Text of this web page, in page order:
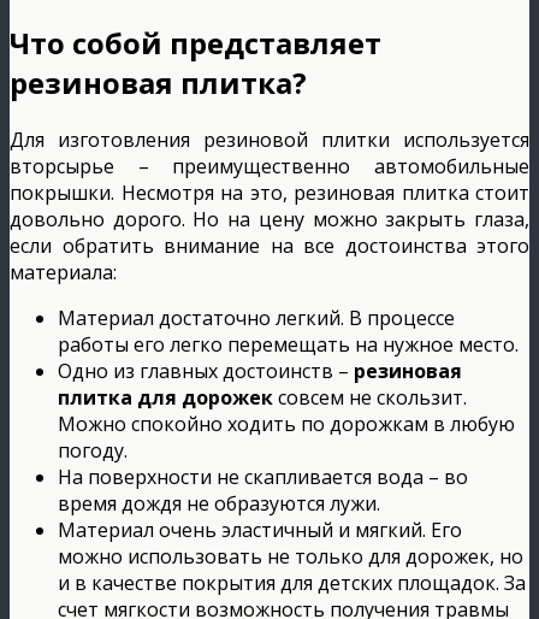
Что собой представляет
резиновая плитка?
Для изготовления резиновой плитки используется
вторсырье – преимущественно автомобильные
покрышки. Несмотря на это, резиновая плитка стоит
довольно дорого. Но на цену можно закрыть глаза,
если обратить внимание на все достоинства этого
материала:
Материал достаточно легкий. В процессе
работы его легко перемещать на нужное место.
Одно из главных достоинств – резиновая
плитка для дорожексовсем не скользит.
Можно спокойно ходить по дорожкам в любую
погоду.
На поверхности не скапливается вода – во
время дождя не образуются лужи.
Материал очень эластичный и мягкий. Его
можно использовать не только для дорожек, но
и в качестве покрытия для детских площадок. За
счет мягкости возможность получения травмы